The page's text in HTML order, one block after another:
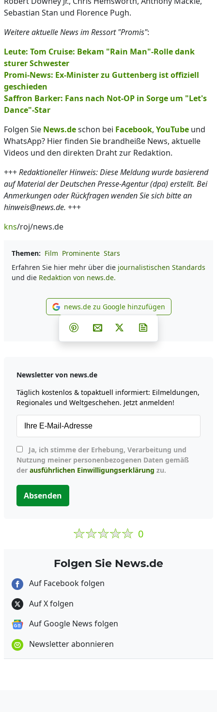
Sebastian Stan und Florence Pugh.
Weitere aktuelle News im Ressort "Promis":
Leute: Tom Cruise: Bekam "Rain Man"-Rolle dank
sturer Schwester
Promi-News: Ex-Minister zu Guttenberg ist offiziell
geschieden
Saffron Barker: Fans nach Not-OP in Sorge um "Let's
Dance"-Star
Folgen Sie News.deschon bei Facebook, YouTube und
WhatsApp? Hier finden Sie brandheiße News, aktuelle
Videos und den direkten Draht zur Redaktion.
+++Redaktioneller Hinweis: Diese Meldung wurde basierend
auf Material der Deutschen Presse-Agentur (dpa) erstellt. Bei
Anmerkungen oder Rückfragen wenden Sie sich bitte an
hinweis@news.de. +++
kns/roj/news.de
Themen: Film Prominente Stars
Erfahren Sie hier mehr über die journalistischen Standards
und die Redaktion von news.de.
news.de zu Google
news.de zu Google hinzufügen
Teilen auf Facebook
Teilen auf Whatsapp
Teilen auf Telegram
Teilen auf Pinterest
Per E-Mail teilen
Post auf X
Newsletter von news.de
Täglich kostenlos & topaktuell informiert: Eilmeldungen,
Regionales und Weltgeschehen. Jetzt anmelden!
Nutzung meiner personenbezogenen Daten gemäß
der ausführlichen Einwilligungserklärung zu.
Absenden
0
Folgen Sie News.de
Auf Facebook folgen
Auf X folgen
Auf Google News folgen
Newsletter abonnieren